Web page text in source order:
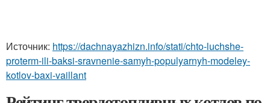
Источник: https://dachnayazhizn.info/stati/chto-luchshe-
proterm-ili-baksi-sravnenie-samyh-populyarnyh-modeley-
kotlov-baxi-vaillant